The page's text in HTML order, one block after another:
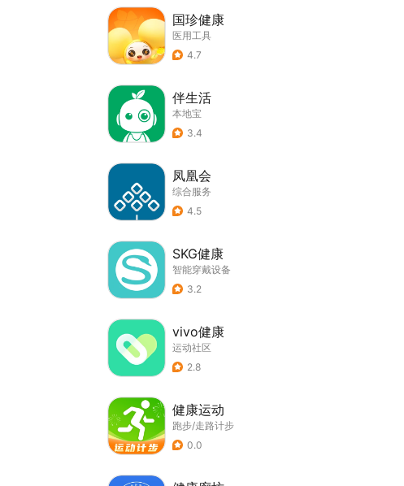
国珍健康
医用工具
4.7
伴生活
本地宝
3.4
凤凰会
综合服务
4.5
SKG健康
智能穿戴设备
3.2
vivo健康
运动社区
2.8
健康运动
跑步/走路计步
0.0